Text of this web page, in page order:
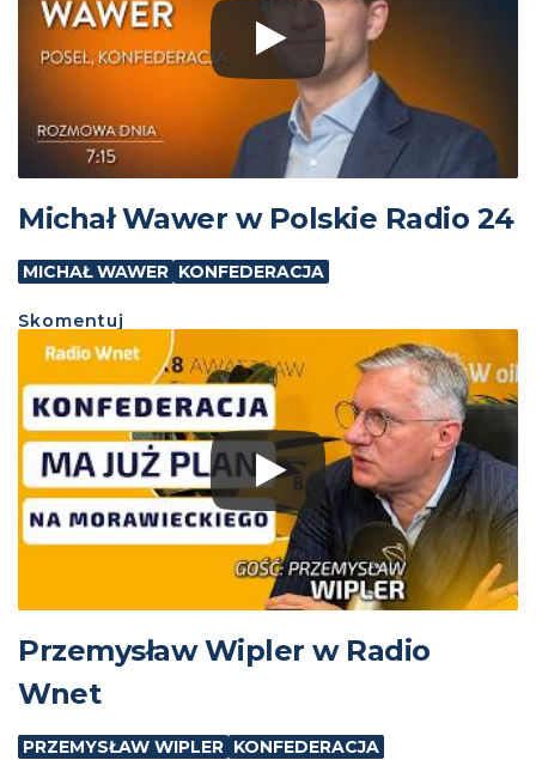
Michał Wawer w Polskie Radio 24
MICHAŁ WAWER KONFEDERACJA
Skomentuj
Przemysław Wipler w Radio
Wnet
PRZEMYSŁAW WIPLER KONFEDERACJA